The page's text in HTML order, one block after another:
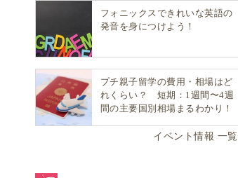
フォニックスできれいな英語の
発音を身につけよう！
プチ親子留学の費用・相場はど
れくらい？ 短期：1週間〜4週
間の主要国別相場まるわかり！
イベント情報 一覧